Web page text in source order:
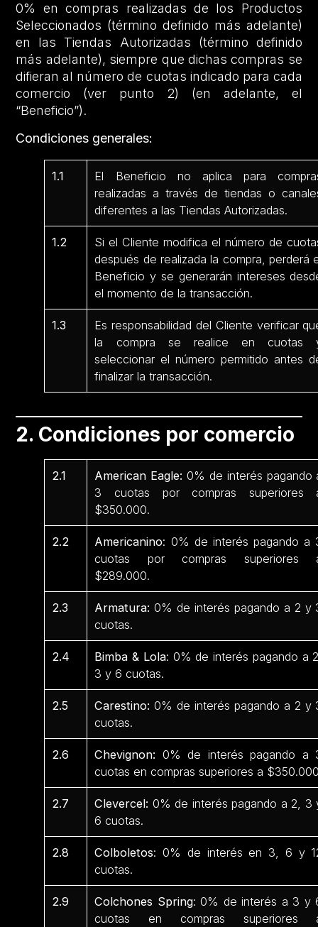
0% en compras realizadas de los Productos
Seleccionados (término definido más adelante)
en las Tiendas Autorizadas (término definido
más adelante), siempre que dichas compras se
difieran al número de cuotas indicado para cada
comercio (ver punto 2) (en adelante, el
“Beneficio”).
Condiciones generales:
1.1
El Beneficio no aplica para
realizadas a través de tiendas o
diferentes a las Tiendas Autorizadas.
1.2
Si el Cliente modifica el número de
después de realizada la compra, perderá
Beneficio y se generarán intereses
el momento de la transacción.
1.3
Es responsabilidad del Cliente verificar
la compra se realice en cuotas
seleccionar el número permitido antes
finalizar la transacción.
2. Condiciones por comercio
2.1 American Eagle: 0% de interés pagando
3 cuotas por compras superiores
$350.000.
2.2 Americanino: 0% de interés pagando a
cuotas por compras superiores
$289.000.
2.3 Armatura: 0% de interés pagando a 2 y
cuotas.
2.4 Bimba & Lola: 0% de interés pagando a
3 y 6 cuotas.
2.5 Carestino: 0% de interés pagando a 2 y
cuotas.
2.6 Chevignon: 0% de interés pagando a
cuotas en compras superiores a
2.7 Clevercel: 0% de interés pagando a 2, 3
6 cuotas.
2.8 Colboletos: 0% de interés en 3, 6 y
cuotas.
2.9 Colchones Spring: 0% de interés a 3 y
cuotas en compras superiores